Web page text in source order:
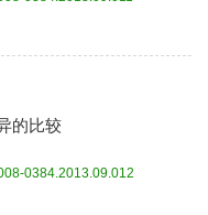
的比较
0384.2013.09.012